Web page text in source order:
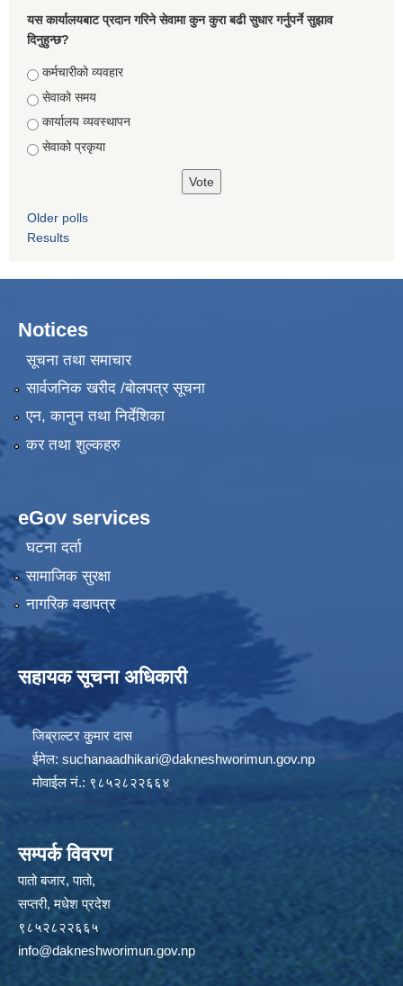
यस कार्यालयबाट प्रदान गरिने सेवामा कुन कुरा बढी सुधार गर्नुपर्ने सुझाव
दिनुहुन्छ?
Choices
कर्मचारीको व्यवहार
सेवाको समय
कार्यालय व्यवस्थापन
सेवाको प्रकृया
Older polls
Results
Notices
सूचना तथा समाचार
सार्वजनिक खरीद /बोलपत्र सूचना
एन, कानुन तथा निर्देशिका
कर तथा शुल्कहरु
eGov services
घटना दर्ता
सामाजिक सुरक्षा
नागरिक वडापत्र
सहायक सूचना अधिकारी
जिब्राल्टर कुुमार दास
ईमेल: suchanaadhikari@dakneshworimun.gov.np
मोवाईल नं.: ९८५२८२२६६४
सम्पर्क विवरण
पातो बजार, पातो,
सप्तरी, मधेश प्रदेश
९८५२८२२६६५
info@dakneshworimun.gov.np